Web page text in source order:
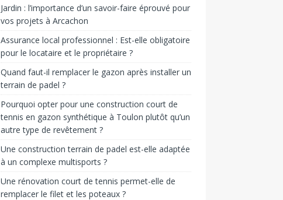
Jardin : l’importance d’un savoir-faire éprouvé pour
vos projets à Arcachon
Assurance local professionnel : Est-elle obligatoire
pour le locataire et le propriétaire ?
Quand faut-il remplacer le gazon après installer un
terrain de padel ?
Pourquoi opter pour une construction court de
tennis en gazon synthétique à Toulon plutôt qu’un
autre type de revêtement ?
Une construction terrain de padel est-elle adaptée
à un complexe multisports ?
Une rénovation court de tennis permet-elle de
remplacer le filet et les poteaux ?